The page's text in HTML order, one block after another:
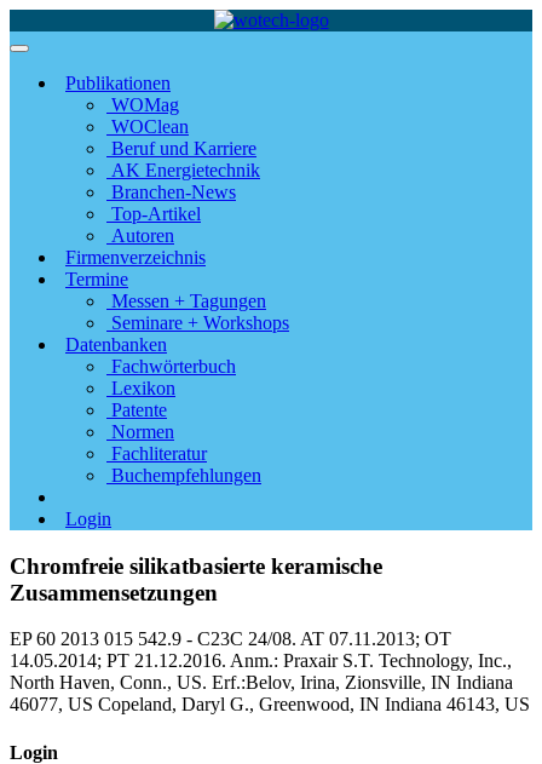
Publikationen
WOMag
WOClean
Beruf und Karriere
AK Energietechnik
Branchen-News
Top-Artikel
Autoren
Firmenverzeichnis
Termine
Messen + Tagungen
Seminare + Workshops
Datenbanken
Fachwörterbuch
Lexikon
Patente
Normen
Fachliteratur
Buchempfehlungen
Login
Chromfreie silikatbasierte keramische
Zusammensetzungen
EP 60 2013 015 542.9 - C23C 24/08. AT 07.11.2013; OT
14.05.2014; PT 21.12.2016. Anm.: Praxair S.T. Technology, Inc.,
North Haven, Conn., US. Erf.:Belov, Irina, Zionsville, IN Indiana
46077, US Copeland, Daryl G., Greenwood, IN Indiana 46143, US
Login